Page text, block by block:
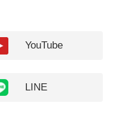
YouTube
LINE